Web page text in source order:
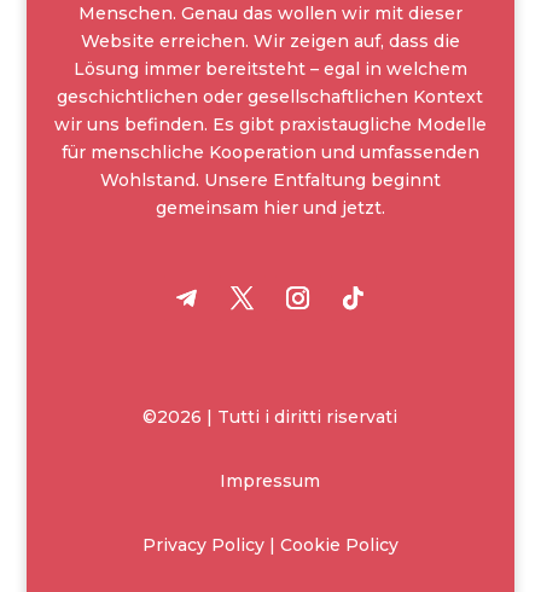
Menschen. Genau das wollen wir mit dieser
Website erreichen. Wir zeigen auf, dass die
Lösung immer bereitsteht – egal in welchem
geschichtlichen oder gesellschaftlichen Kontext
wir uns befinden. Es gibt praxistaugliche Modelle
für menschliche Kooperation und umfassenden
Wohlstand. Unsere Entfaltung beginnt
gemeinsam hier und jetzt.
©2026 | Tutti i diritti riservati
Impressum
Privacy Policy | Cookie Policy